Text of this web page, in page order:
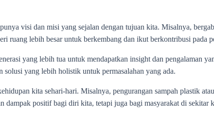
visi dan misi yang sejalan dengan tujuan kita. Misalnya,
ruang lebih besar untuk berkembang dan ikut berkontribusi pada
yang lebih tua untuk mendapatkan insight dan pengalaman
yang lebih holistik untuk permasalahan yang ada.
kita sehari-hari. Misalnya, pengurangan sampah plastik
positif bagi diri kita, tetapi juga bagi masyarakat di sekitar